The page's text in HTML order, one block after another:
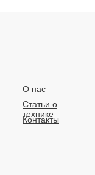
О нас
Статьи о
технике
Контакты